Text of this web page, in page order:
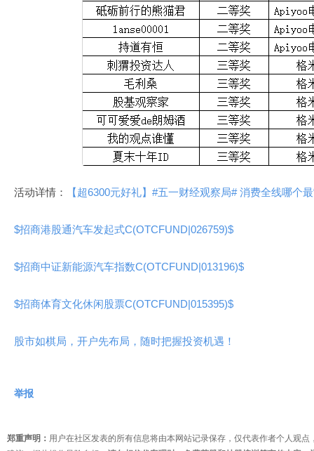
活动详情： 【超6300元好礼】#五一财经观察局# 消费全线哪个最
$招商港股通汽车发起式C(OTCFUND|026759)$
$招商中证新能源汽车指数C(OTCFUND|013196)$
$招商体育文化休闲股票C(OTCFUND|015395)$
股市如棋局，开户先布局，随时把握投资机遇！
举报
郑重声明： 用户在社区发表的所有信息将由本网站记录保存，仅代表作者个人观